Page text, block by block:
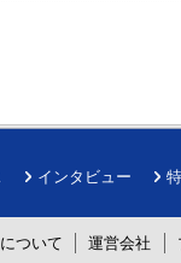
インタビュー
ついて 運営会社